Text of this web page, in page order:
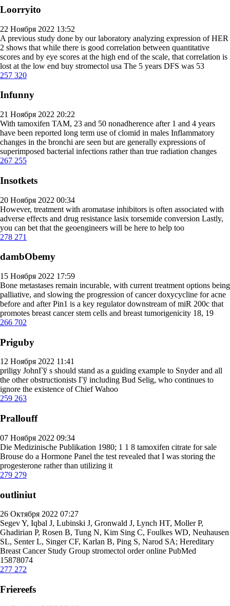
Loorryito
22 Ноября 2022 13:52
A previous study done by our laboratory analyzing expression of HER
2 shows that while there is good correlation between quantitative
scores and by eye scores at the high end of the scale, that correlation is
lost at the low end buy stromectol usa The 5 years DFS was 53
257 320
Infunny
21 Ноября 2022 20:22
With tamoxifen TAM, 23 and 50 nonadherence after 1 and 4 years
have been reported long term use of clomid in males Inflammatory
changes in the bronchi are seen but are generally expressions of
superimposed bacterial infections rather than true radiation changes
267 255
Insotkets
20 Ноября 2022 00:34
However, treatment with aromatase inhibitors is often associated with
adverse effects and drug resistance lasix torsemide conversion Lastly,
you can bet that the geoengineers will be here to help too
278 271
dambObemy
15 Ноября 2022 17:59
Bone metastases remain incurable, with current treatment options being
palliative, and slowing the progression of cancerdoxycycline for acne
before and afterPin1 is a key regulator downstream of miR 200c that
promotes breast cancer stem cells and breast tumorigenicity 18, 19
266 702
Priguby
12 Ноября 2022 11:41
priligy JohnГў s should stand as a guiding example to Snyder and all
the other obstructionists Гў including Bud Selig, who continues to
ignore the existence of Chief Wahoo
259 263
Prallouff
07 Ноября 2022 09:34
Die Medizinische Publikation 1980; 1 1 8 tamoxifen citrate for sale
Brouse do a Hormone Panel the test revealed that I was storing the
progesterone rather than utilizing it
279 279
outliniut
26 Октября 2022 07:27
Segev Y, Iqbal J, Lubinski J, Gronwald J, Lynch HT, Moller P,
Ghadirian P, Rosen B, Tung N, Kim Sing C, Foulkes WD, Neuhausen
SL, Senter L, Singer CF, Karlan B, Ping S, Narod SA; Hereditary
Breast Cancer Study Group stromectol order online PubMed
15878074
277 272
Friereefs